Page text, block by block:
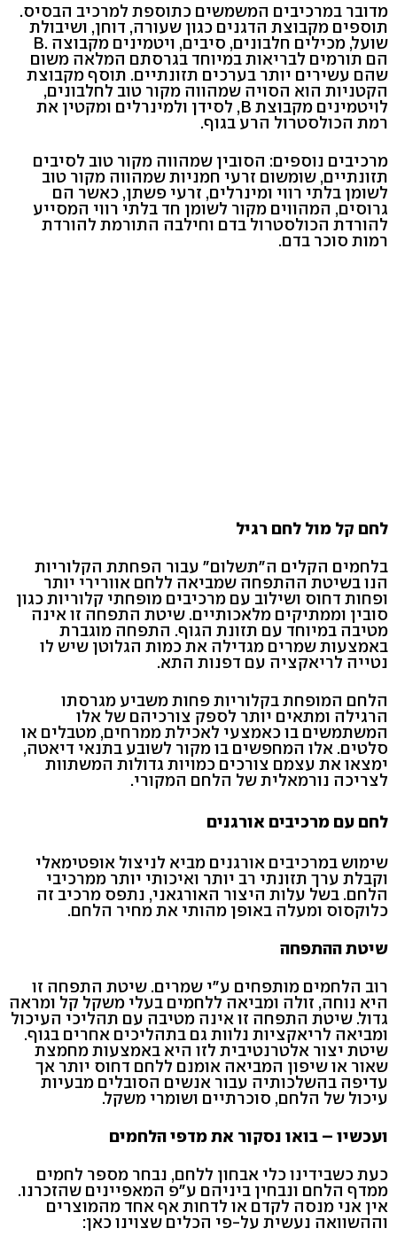
מדובר במרכיבים המשמשים כתוספת למרכיב הבסיס.
תוספים מקבוצת הדגנים כגון שעורה, דוחן, ושיבולת
שועל, מכילים חלבונים, סיבים, ויטמינים מקבוצה .B
הם תורמים לבריאות במיוחד בגרסתם המלאה משום
שהם עשירים יותר בערכים תזונתיים. תוסף מקבוצת
הקטניות הוא הסויה שמהווה מקור טוב לחלבונים,
לויטמינים מקבוצת B, לסידן ולמינרלים ומקטין את
רמת הכולסטרול הרע בגוף.
מרכיבים נוספים: הסובין שמהווה מקור טוב לסיבים
תזונתיים, שומשום זרעי חמניות שמהווה מקור טוב
לשומן בלתי רווי ומינרלים, זרעי פשתן, כאשר הם
גרוסים, המהווים מקור לשומן חד בלתי רווי המסייע
להורדת הכולסטרול בדם וחילבה התורמת להורדת
רמות סוכר בדם.
לחם קל מול לחם רגיל
בלחמים הקלים ה"תשלום" עבור הפחתת הקלוריות
הנו בשיטת ההתפחה שמביאה ללחם אוורירי יותר
ופחות דחוס ושילוב עם מרכיבים מופחתי קלוריות כגון
סובין וממתיקים מלאכותיים. שיטת התפחה זו אינה
מטיבה במיוחד עם תזונת הגוף. התפחה מוגברת
באמצעות שמרים מגדילה את כמות הגלוטן שיש לו
נטייה לריאקציה עם דפנות התא.
הלחם המופחת בקלוריות פחות משביע מגרסתו
הרגילה ומתאים יותר לספק צורכיהם של אלו
המשתמשים בו כאמצעי לאכילת ממרחים, מטבלים או
סלטים. אלו המחפשים בו מקור לשובע בתנאי דיאטה,
ימצאו את עצמם צורכים כמויות גדולות המשתוות
לצריכה נורמאלית של הלחם המקורי.
לחם עם מרכיבים אורגנים
שימוש במרכיבים אורגנים מביא לניצול אופטימאלי
וקבלת ערך תזונתי רב יותר ואיכותי יותר ממרכיבי
הלחם. בשל עלות היצור האורגאני, נתפס מרכיב זה
כלוקסוס ומעלה באופן מהותי את מחיר הלחם.
שיטת ההתפחה
רוב הלחמים מותפחים ע"י שמרים. שיטת התפחה זו
היא נוחה, זולה ומביאה ללחמים בעלי משקל קל ומראה
גדול. שיטת התפחה זו אינה מטיבה עם תהליכי העיכול
ומביאה לריאקציות נלוות גם בתהליכים אחרים בגוף.
שיטת יצור אלטרנטיבית לזו היא באמצעות מחמצת
שאור או שיפון המביאה אומנם ללחם דחוס יותר אך
עדיפה בהשלכותיה עבור אנשים הסובלים מבעיות
עיכול של הלחם, סוכרתיים ושומרי משקל.
ועכשיו – בואו נסקור את מדפי הלחמים
כעת כשבידינו כלי אבחון ללחם, נבחר מספר לחמים
ממדף הלחם ונבחין ביניהם ע"פ המאפיינים שהזכרנו.
אין אני מנסה לקדם או לדחות אף אחד מהמוצרים
וההשוואה נעשית על-פי הכלים שצוינו כאן: